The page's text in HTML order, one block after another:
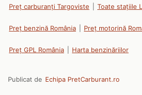
Preț carburanți Targoviste Toate stațiile
Preț benzină România Preț motorină
Preț GPL România Harta benzinăriilor
Publicat de Echipa PretCarburant.ro